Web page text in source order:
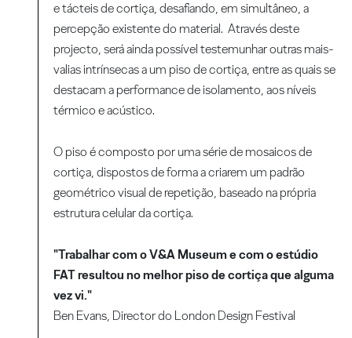
e tácteis de cortiça, desafiando, em simultâneo, a
percepção existente do material. Através deste
projecto, será ainda possível testemunhar outras mais-
valias intrínsecas a um piso de cortiça, entre as quais se
destacam a performance de isolamento, aos níveis
térmico e acústico.
O piso é composto por uma série de mosaicos de
cortiça, dispostos de forma a criarem um padrão
geométrico visual de repetição, baseado na própria
estrutura celular da cortiça.
"Trabalhar com o V&A Museum e com o estúdio
FAT resultou no melhor piso de cortiça que alguma
vez vi."
Ben Evans, Director do London Design Festival